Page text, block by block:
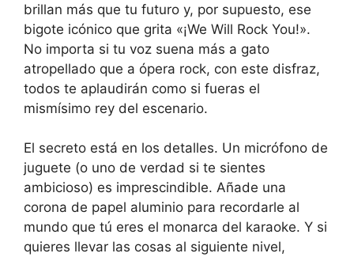
brillan más que tu futuro y, por supuesto, ese
bigote icónico que grita «¡We Will Rock You!».
No importa si tu voz suena más a gato
atropellado que a ópera rock, con este disfraz,
todos te aplaudirán como si fueras el
mismísimo rey del escenario.
El secreto está en los detalles. Un micrófono de
juguete (o uno de verdad si te sientes
ambicioso) es imprescindible. Añade una
corona de papel aluminio para recordarle al
mundo que tú eres el monarca del karaoke. Y si
quieres llevar las cosas al siguiente nivel,